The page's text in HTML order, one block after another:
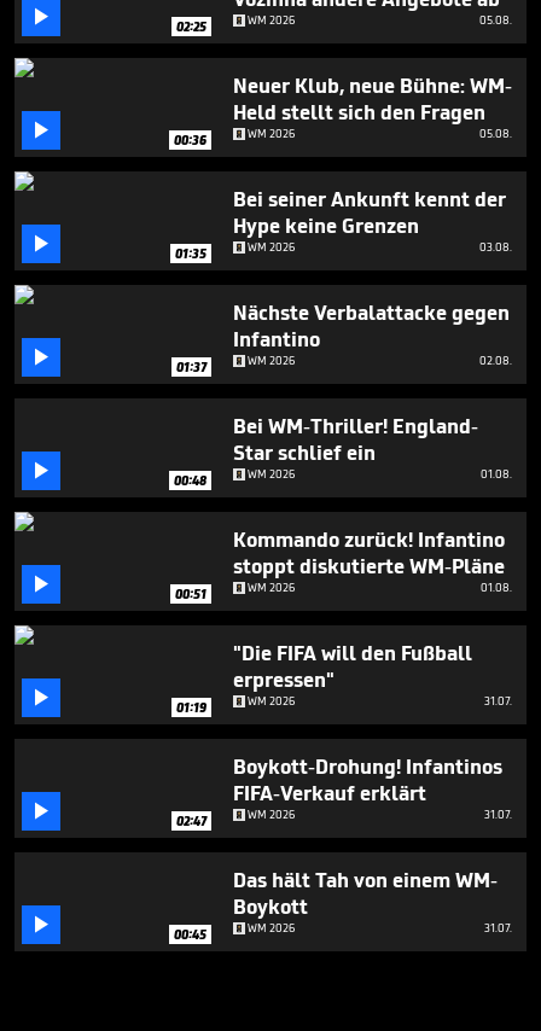
minutes,
seconds
 02:25 WM 2026 05.08.
 00:36
Neuer Klub, neue Bühne: WM-
Held stellt sich den Fragen
WM 2026 05.08.
 01:35
Bei seiner Ankunft kennt der
Hype keine Grenzen
WM 2026 03.08.
 01:37
Nächste Verbalattacke gegen
Infantino
WM 2026 02.08.
 00:48
Bei WM-Thriller! England-
Star schlief ein
WM 2026 01.08.
 00:51
Kommando zurück! Infantino
stoppt diskutierte WM-Pläne
WM 2026 01.08.
 01:19
"Die FIFA will den Fußball
erpressen"
WM 2026 31.07.
 02:47
Boykott-Drohung! Infantinos
FIFA-Verkauf erklärt
WM 2026 31.07.
 00:45
Das hält Tah von einem WM-
Boykott
WM 2026 31.07.